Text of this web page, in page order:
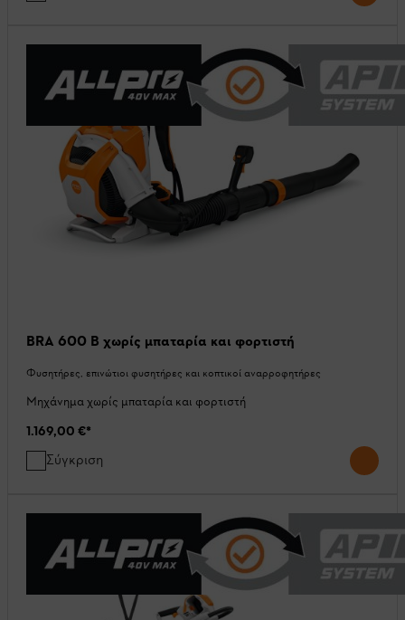
BRA 600 B χωρίς μπαταρία και φορτιστή
Φυσητήρες, επινώτιοι φυσητήρες και κοπτικοί αναρροφητήρες
Μηχάνημα χωρίς μπαταρία και φορτιστή
1.169,00 €*
Σύγκριση